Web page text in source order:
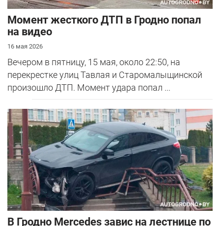
Момент жесткого ДТП в Гродно попал
на видео
16 мая 2026
Вечером в пятницу, 15 мая, около 22:50, на
перекрестке улиц Тавлая и Старомалыщинской
произошло ДТП. Момент удара попал ...
В Гродно Mercedes завис на лестнице по